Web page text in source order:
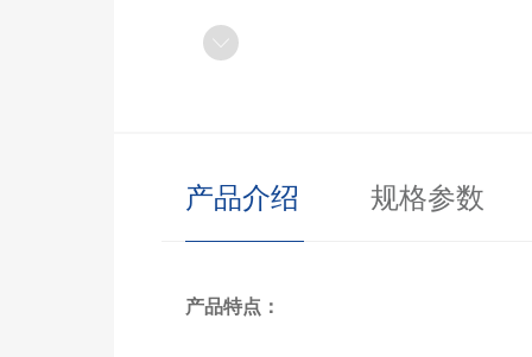
产品介绍 规格参数
产品特点：